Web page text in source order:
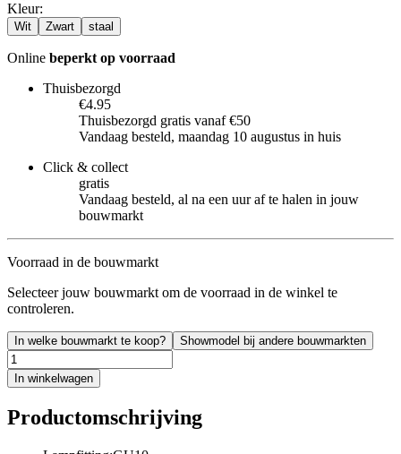
Kleur:
Wit Zwart staal
Online beperkt op voorraad
Thuisbezorgd
€4.95
Thuisbezorgd gratis vanaf €50
Vandaag besteld, maandag 10 augustus in huis
Click & collect
gratis
Vandaag besteld, al na een uur af te halen in jouw
bouwmarkt
Voorraad in de bouwmarkt
Selecteer jouw bouwmarkt om de voorraad in de winkel te
controleren.
In welke bouwmarkt te koop? Showmodel bij andere bouwmarkten
In winkelwagen
Productomschrijving